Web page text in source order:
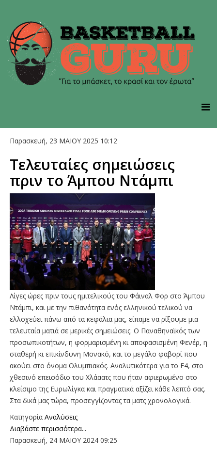
Παρασκευή, 23 ΜΑΙΟΥ 2025 10:12
Τελευταίες σημειώσεις
πριν το Άμπου Ντάμπι
Λίγες ώρες πριν τους ημιτελικούς του Φάιναλ Φορ στο Άμπου
Ντάμπι, και με την πιθανότητα ενός ελληνικού τελικού να
ελλοχεύει πάνω από τα κεφάλια μας, είπαμε να ρίξουμε μια
τελευταία ματιά σε μερικές σημειώσεις. Ο Παναθηναϊκός των
προσωπικοτήτων, η φορμαρισμένη κι αποφασισμένη Φενέρ, η
σταθερή κι επικίνδυνη Μονακό, και το μεγάλο φαβορί που
ακούει στο όνομα Ολυμπιακός. Αναλυτικότερα για το F4, στο
χθεσινό επεισόδιο του Χλάαατς που ήταν αφιερωμένο στο
κλείσιμο της Ευρωλίγκα και πραγματικά αξίζει κάθε λεπτό σας.
Στα δικά μας τώρα, προσεγγίζοντας τα ματς χρονολογικά.
Κατηγορία Αναλύσεις
Διαβάστε περισσότερα...
Παρασκευή, 24 ΜΑΙΟΥ 2024 09:25